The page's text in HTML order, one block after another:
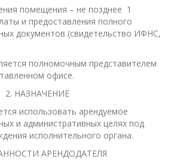
помещения – не позднее 1
и предоставления полного
документов (свидетельство ИФНС,
полномочным представителем
офисе.
2. НАЗНАЧЕНИЕ
использовать арендуемое
и административных целях под
исполнительного органа.
АРЕНДОДАТЕЛЯ